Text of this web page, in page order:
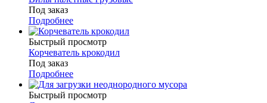
Под заказ
Подробнее
Быстрый просмотр
Корчеватель крокодил
Под заказ
Подробнее
Быстрый просмотр